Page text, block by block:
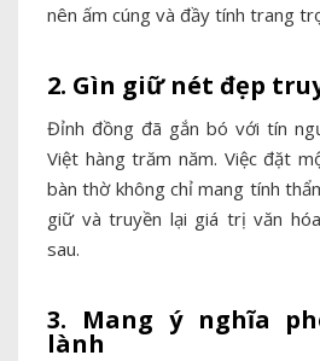
nên ấm cúng và đầy tính trang
2. Gìn giữ nét đẹp
Đỉnh đồng đã gắn bó với tín
Việt hàng trăm năm. Việc đặt
bàn thờ không chỉ mang tính
giữ và truyền lại giá trị văn
sau.
3. Mang ý nghĩa
lành